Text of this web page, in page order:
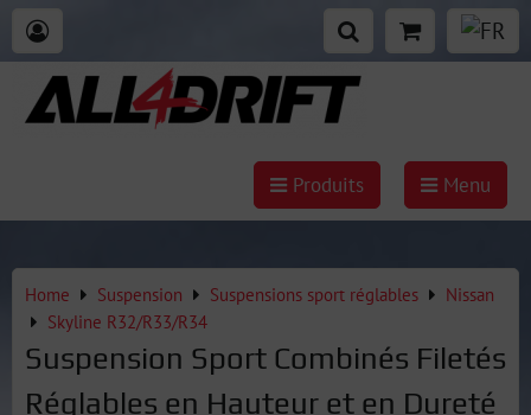
Produits Menu
Home Suspension Suspensions sport réglables
Nissan
Skyline R32/R33/R34
Suspension Sport Combinés Filetés
Réglables en Hauteur et en Dureté